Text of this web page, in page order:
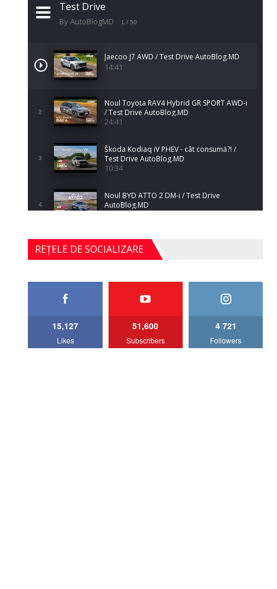
Test Drive
By AutoBlogMD 1 / 50
Jaecoo J7 AWD / Test Drive AutoBlog.MD
14:41
2
Noul Toyota RAV4 Hybrid GR SPORT AWD-i
/ Test Drive AutoBlog.MD
24:41
3
Škoda Kodiaq iV PHEV - cât consumă?! /
Test Drive AutoBlog.MD
10:34
4
Noul BYD ATTO 2 DM-i / Test Drive
AutoBlog.MD
5
Noul Mercedes-Benz S-Class facelift (S 580
4MATIC V223) / Test Drive AutoBlog.MD
27:33
AutoBlog.MD
REȚELE DE SOCIALIZARE
15,127
Likes
51,600
Subscribers
4 721
Followers